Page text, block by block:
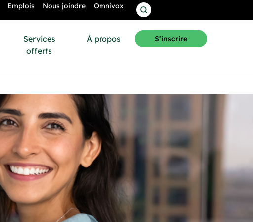
Emplois Nous joindre Omnivox
Services
offerts
À propos S’inscrire